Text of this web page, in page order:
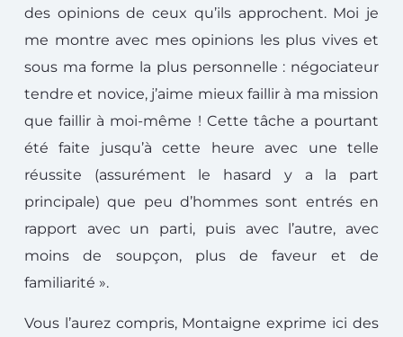
des opinions de ceux qu’ils approchent. Moi je
me montre avec mes opinions les plus vives et
sous ma forme la plus personnelle : négociateur
tendre et novice, j’aime mieux faillir à ma mission
que faillir à moi-même ! Cette tâche a pourtant
été faite jusqu’à cette heure avec une telle
réussite (assurément le hasard y a la part
principale) que peu d’hommes sont entrés en
rapport avec un parti, puis avec l’autre, avec
moins de soupçon, plus de faveur et de
familiarité ».
Vous l’aurez compris, Montaigne exprime ici des